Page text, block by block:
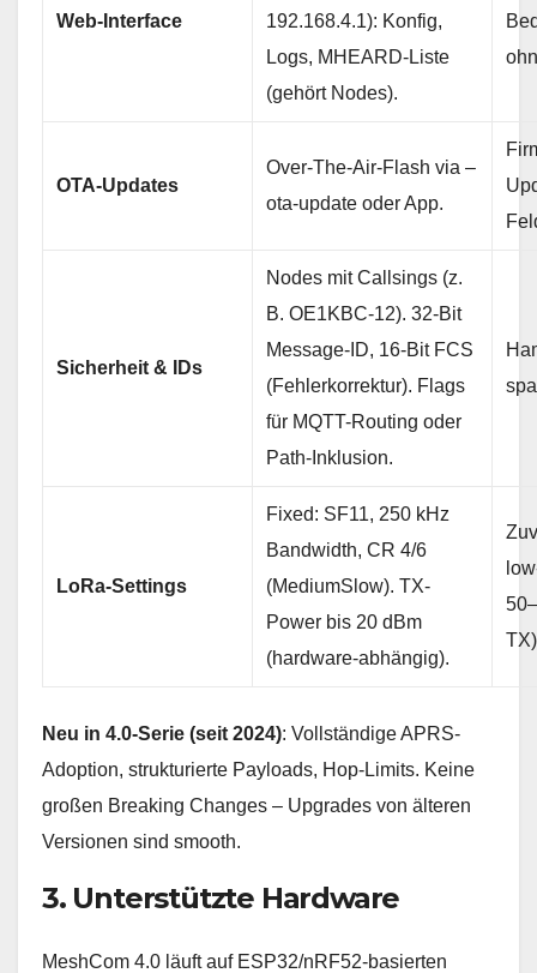
Web-Interface
192.168.4.1): Konfig,
Logs, MHEARD-Liste
(gehört Nodes).
OTA-Updates
Over-The-Air-Flash via –
ota-update oder App.
Sicherheit & IDs
Nodes mit Callsings (z.
B. OE1KBC-12). 32-Bit
Message-ID, 16-Bit FCS
(Fehlerkorrektur). Flags
für MQTT-Routing oder
Path-Inklusion.
LoRa-Settings
Fixed: SF11, 250 kHz
Bandwidth, CR 4/6
(MediumSlow). TX-
Power bis 20 dBm
(hardware-abhängig).
Neu in 4.0-Serie (seit 2024): Vollständige APRS-
Adoption, strukturierte Payloads, Hop-Limits. Keine
großen Breaking Changes – Upgrades von älteren
Versionen sind smooth.
3. Unterstützte Hardware
MeshCom 4.0 läuft auf ESP32/nRF52-basierten